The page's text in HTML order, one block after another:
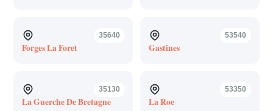
35640
Forges La Foret
53540
Gastines
35130
La Guerche De Bretagne
53350
La Roe